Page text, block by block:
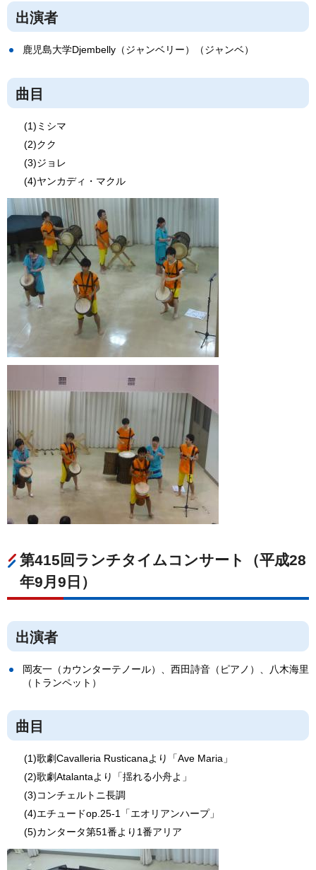
出演者
鹿児島大学Djembelly（ジャンベリー）（ジャンベ）
曲目
(1)ミシマ
(2)クク
(3)ジョレ
(4)ヤンカディ・マクル
第415回ランチタイムコンサート（平成28
年9月9日）
出演者
岡友一（カウンターテノール）、西田詩音（ピアノ）、八木海里
（トランペット）
曲目
(1)歌劇Cavalleria Rusticanaより「Ave Maria」
(2)歌劇Atalantaより「揺れる小舟よ」
(3)コンチェルトニ長調
(4)エチュードop.25-1「エオリアンハープ」
(5)カンタータ第51番より1番アリア